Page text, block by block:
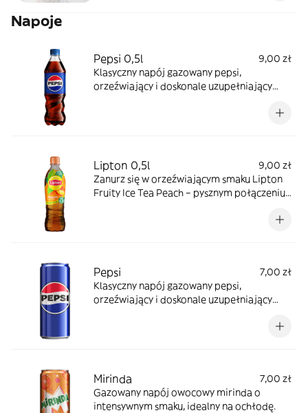
Napoje
Pepsi 0,5l
9,00 zł
Klasyczny napój gazowany pepsi,
orzeźwiający i doskonale uzupełniający
Lipton 0,5l
9,00 zł
Zanurz się w orzeźwiającym smaku Lipton
Fruity Ice Tea Peach – pysznym połączeniu
brzoskwiniowego smaku. Dziel się słońcem!
Pepsi
7,00 zł
Klasyczny napój gazowany pepsi,
orzeźwiający i doskonale uzupełniający
Mirinda
7,00 zł
Gazowany napój owocowy mirinda o
intensywnym smaku, idealny na ochłodę.